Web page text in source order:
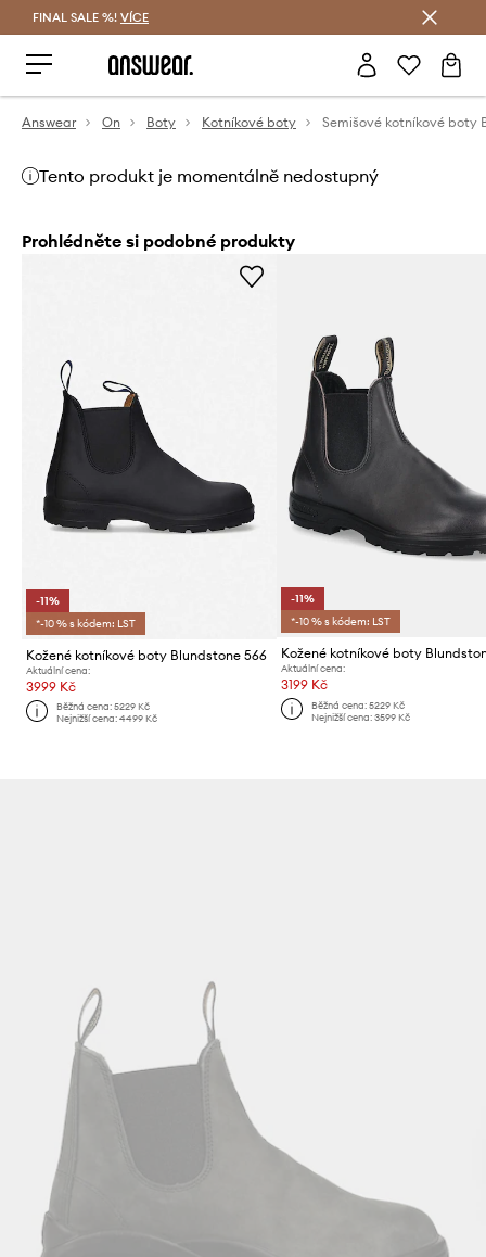
FINAL SALE %! VÍCE
Answear On Boty Kotníkové boty
Tento produkt je momentálně nedostupný
Prohlédněte si podobné produkty
-11%
*-10 % s kódem: LST
Kožené kotníkové boty Blundstone 566
Aktuální cena:
3999 Kč
Běžná cena:5229 Kč
Nejnižší cena:4499 Kč
-11%
*-10 % s kódem: LST
Aktuální cena:
3199 Kč
Běžná cena: 5229 Kč
Nejnižší cena: 3599 Kč